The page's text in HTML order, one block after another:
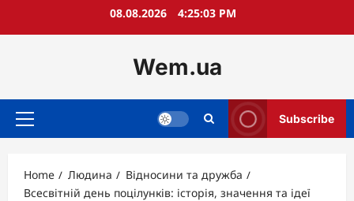
08.08.2026 4:25:04 PM
Wem.ua
Primary
Subscribe
Home Людина
Відносини та дружба
Всесвітній день поцілунків: історія, значення та ідеї